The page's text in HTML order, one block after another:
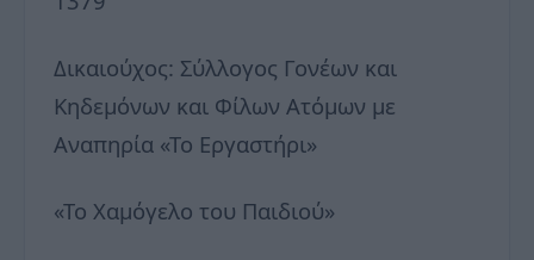
Δικαιούχος: Σύλλογος Γονέων και
Κηδεμόνων και Φίλων Ατόμων με
Αναπηρία «Το Εργαστήρι»
«Το Χαμόγελο του Παιδιού»